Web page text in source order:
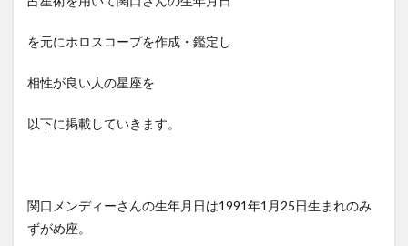
を元にホロスコープを作成・鑑定し
相性が良い人の星座を
以下に掲載していきます。
関口メンディーさんの生年月日は1991年1月25日生まれのみ
ずがめ座。